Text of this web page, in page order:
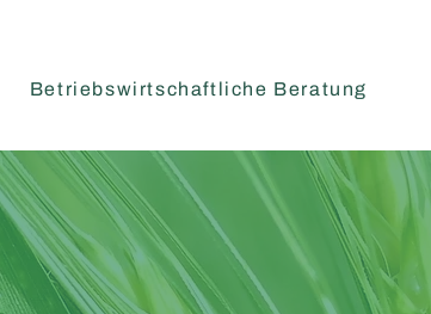
Betriebswirtschaftliche Beratung